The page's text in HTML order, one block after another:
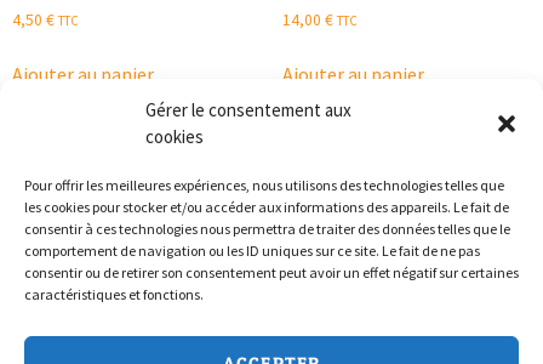
Gérer le consentement aux
cookies
Pour offrir les meilleures expériences, nous utilisons des technologies telles que
les cookies pour stocker et/ou accéder aux informations des appareils. Le fait de
consentir à ces technologies nous permettra de traiter des données telles que le
comportement de navigation ou les ID uniques sur ce site. Le fait de ne pas
consentir ou de retirer son consentement peut avoir un effet négatif sur certaines
caractéristiques et fonctions.
4,50 € TTC
Ajouter au panier
14,00 € TTC
Ajouter au panier
Politique de confidentialité